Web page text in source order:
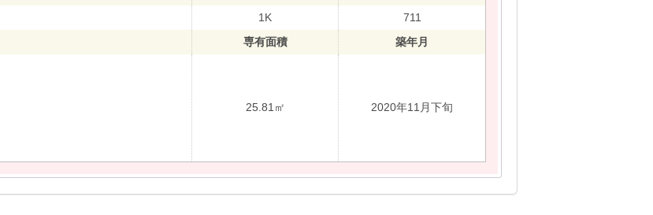
1K
711
専有面積
築年月
25.81㎡ 2020年11月下旬